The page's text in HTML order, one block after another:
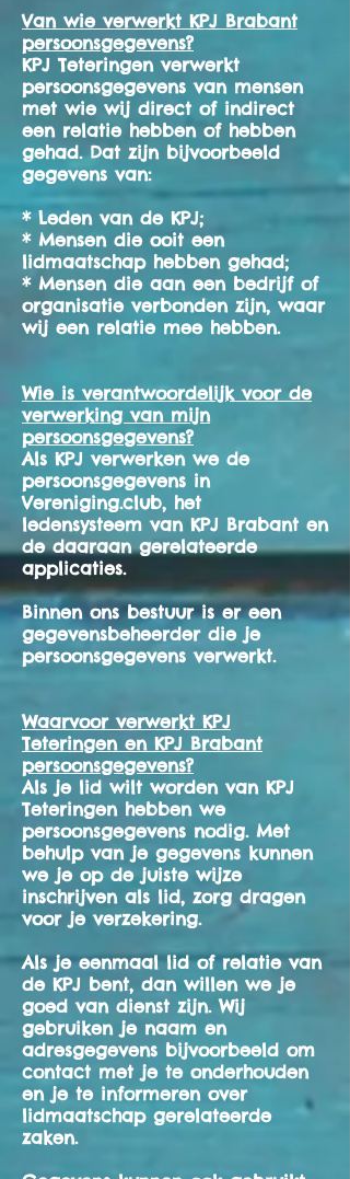
Van wie verwerkt KPJ Brabant
persoonsgegevens?
KPJ Teteringen verwerkt
persoonsgegevens van mensen
met wie wij direct of indirect
een relatie hebben of hebben
gehad. Dat zijn bijvoorbeeld
gegevens van:
* Leden van de KPJ;
* Mensen die ooit een
lidmaatschap hebben gehad;
* Mensen die aan een bedrijf of
organisatie verbonden zijn, waar
wij een relatie mee hebben.
Wie is verantwoordelijk voor de
verwerking van mijn
persoonsgegevens?
Als KPJ verwerken we de
persoonsgegevens in
Vereniging.club, het
ledensysteem van KPJ Brabant en
de daaraan gerelateerde
applicaties.
Binnen ons bestuur is er een
gegevensbeheerder die je
persoonsgegevens verwerkt.
Waarvoor verwerkt KPJ
Teteringen en KPJ Brabant
persoonsgegevens?
Als je lid wilt worden van KPJ
Teteringen hebben we
persoonsgegevens nodig. Met
behulp van je gegevens kunnen
we je op de juiste wijze
inschrijven als lid, zorg dragen
voor je verzekering.
Als je eenmaal lid of relatie van
de KPJ bent, dan willen we je
goed van dienst zijn. Wij
gebruiken je naam en
adresgegevens bijvoorbeeld om
contact met je te onderhouden
en je te informeren over
lidmaatschap gerelateerde
zaken.